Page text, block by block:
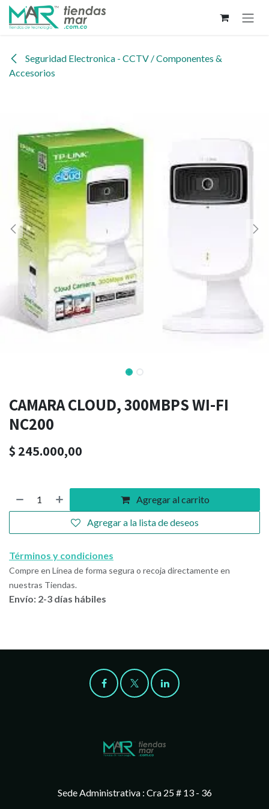
Ir al contenido
Seguridad Electronica - CCTV / Componentes &
Accesorios
CAMARA CLOUD, 300MBPS WI-FI
NC200
$ 245.000,00
Agregar al carrito
Agregar a la lista de deseos
Términos y condiciones
Compre en Línea de forma segura o recoja directamente en
nuestras Tiendas.
Envío: 2-3 días hábiles
Sede Administrativa : Cra 25 # 13 - 36